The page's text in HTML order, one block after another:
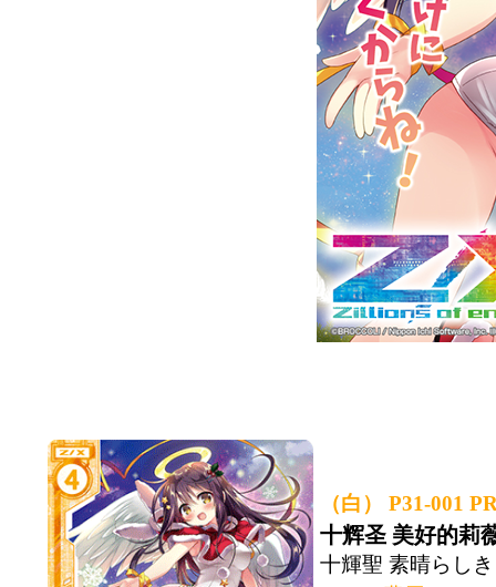
（白） P31-001
十辉圣 美好的莉
十輝聖 素晴らし